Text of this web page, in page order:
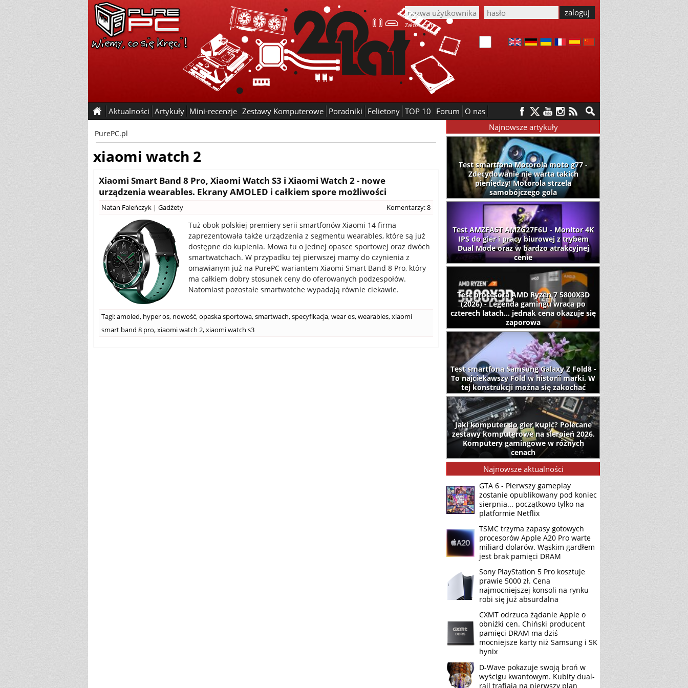
Załóż konto
Aktualności Artykuły Mini-recenzje Zestawy Komputerowe Poradniki Felietony TOP 10 Forum O nas
PurePC.pl
xiaomi watch 2
Xiaomi Smart Band 8 Pro, Xiaomi Watch S3 i Xiaomi Watch 2 - nowe
urządzenia wearables. Ekrany AMOLED i całkiem spore możliwości
Natan Faleńczyk | Gadżety Komentarzy: 8
Tuż obok polskiej premiery serii smartfonów Xiaomi 14 firma
zaprezentowała także urządzenia z segmentu wearables, które są już
dostępne do kupienia. Mowa tu o jednej opasce sportowej oraz dwóch
smartwatchach. W przypadku tej pierwszej mamy do czynienia z
omawianym już na PurePC wariantem Xiaomi Smart Band 8 Pro, który
ma całkiem dobry stosunek ceny do oferowanych podzespołów.
Natomiast pozostałe smartwatche wypadają równie ciekawie.
Tagi:amoled, hyper os, nowość,opaska sportowa,smartwach,specyfikacja,wear os,wearables,xiaomi
smart band 8 pro,xiaomi watch 2,xiaomi watch s3
Najnowsze artykuły
Test smartfona Motorola moto g77 -
Zdecydowanie nie warta takich
pieniędzy! Motorola strzela
samobójczego gola
Test AMZFAST AMZG27F6U - Monitor 4K
IPS do gier i pracy biurowej z trybem
Dual Mode oraz w bardzo atrakcyjnej
cenie
Test procesora AMD Ryzen 7 5800X3D
(2026) - Legenda gamingu wraca po
czterech latach... jednak cena okazuje się
zaporowa
Test smartfona Samsung Galaxy Z Fold8 -
To najciekawszy Fold w historii marki. W
tej konstrukcji można się zakochać
Jaki komputer do gier kupić? Polecane
zestawy komputerowe na sierpień 2026.
Komputery gamingowe w różnych
cenach
Najnowsze aktualności
GTA 6 - Pierwszy gameplay
zostanie opublikowany pod koniec
sierpnia... początkowo tylko na
platformie Netflix
TSMC trzyma zapasy gotowych
procesorów Apple A20 Pro warte
miliard dolarów. Wąskim gardłem
jest brak pamięci DRAM
Sony PlayStation 5 Pro kosztuje
prawie 5000 zł. Cena
najmocniejszej konsoli na rynku
robi się już absurdalna
CXMT odrzuca żądanie Apple o
obniżki cen. Chiński producent
pamięci DRAM ma dziś
mocniejsze karty niż Samsung i SK
hynix
D-Wave pokazuje swoją broń w
wyścigu kwantowym. Kubity dual-
rail trafiają na pierwszy plan